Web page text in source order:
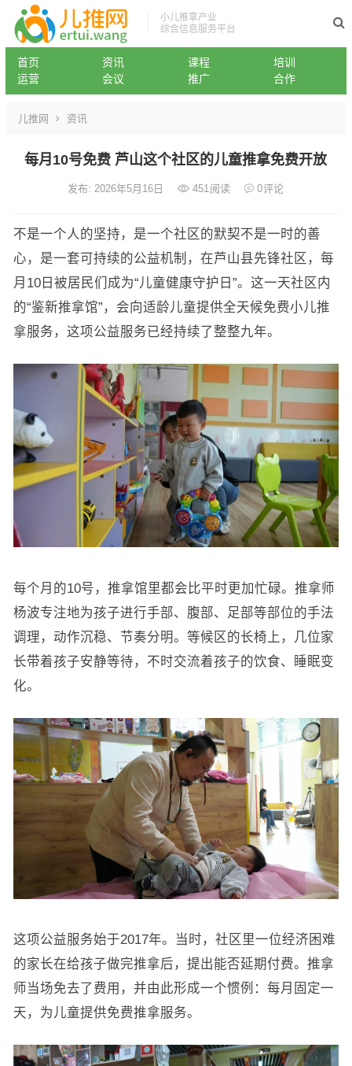
小儿推拿产业
综合信息服务平台
首页 资讯 课程
培训
运营
会议 推广 合作
儿推网 资讯
每月10号免费 芦山这个社区的儿童推拿免费开放
发布: 2026年5月16日 451阅读 0评论
不是一个人的坚持，是一个社区的默契不是一时的善
心，是一套可持续的公益机制，在芦山县先锋社区，每
月10日被居民们成为“儿童健康守护日”。这一天社区内
的“鉴新推拿馆”，会向适龄儿童提供全天候免费小儿推
拿服务，这项公益服务已经持续了整整九年。
每个月的10号，推拿馆里都会比平时更加忙碌。推拿师
杨波专注地为孩子进行手部、腹部、足部等部位的手法
调理，动作沉稳、节奏分明。等候区的长椅上，几位家
长带着孩子安静等待，不时交流着孩子的饮食、睡眠变
化。
这项公益服务始于2017年。当时，社区里一位经济困难
的家长在给孩子做完推拿后，提出能否延期付费。推拿
师当场免去了费用，并由此形成一个惯例：每月固定一
天，为儿童提供免费推拿服务。